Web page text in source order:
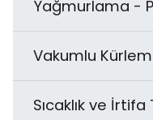
Yağmurlama -
Vakumlu Kürleme
Sıcaklık ve